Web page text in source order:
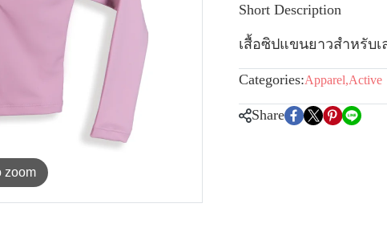
zoom
Short Description
เสื้อซิปแขนยาวสำหรับ
Categories:Apparel,Active
Share